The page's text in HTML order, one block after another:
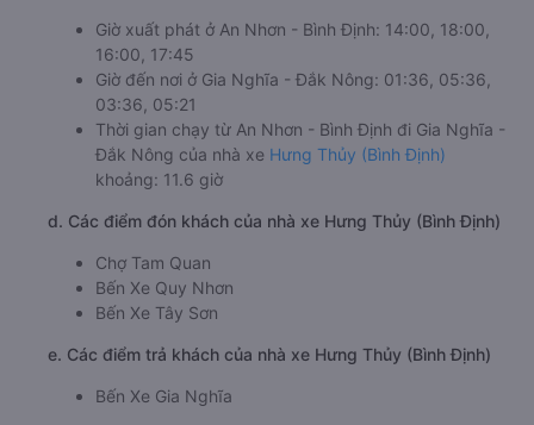
Giờ xuất phát ở An Nhơn - Bình Định: 14:00, 18:00,
16:00, 17:45
Giờ đến nơi ở Gia Nghĩa - Đắk Nông: 01:36, 05:36,
03:36, 05:21
Thời gian chạy từ An Nhơn - Bình Định đi Gia Nghĩa -
Đắk Nông của nhà xe Hưng Thủy (Bình Định)
khoảng: 11.6 giờ
d. Các điểm đón khách của nhà xe Hưng Thủy (Bình Định)
Chợ Tam Quan
Bến Xe Quy Nhơn
Bến Xe Tây Sơn
e. Các điểm trả khách của nhà xe Hưng Thủy (Bình Định)
Bến Xe Gia Nghĩa